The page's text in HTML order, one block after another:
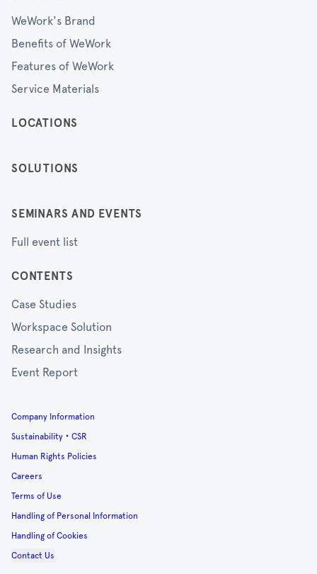
WeWork's Brand
Benefits of WeWork
Features of WeWork
Service Materials
LOCATIONS
SOLUTIONS
SEMINARS AND EVENTS
Full event list
CONTENTS
Case Studies
Workspace Solution
Research and Insights
Event Report
Company Information
Sustainability・CSR
Human Rights Policies
Careers
Terms of Use
Handling of Personal Information
Handling of Cookies
Contact Us